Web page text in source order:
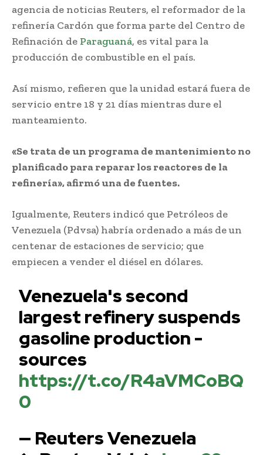
agencia de noticias Reuters, el reformador de la
refinería Cardón que forma parte del Centro de
Refinación de Paraguaná, es vital para la
producción de combustible en el país.
Así mismo, refieren que la unidad estará fuera de
servicio entre 18 y 21 días mientras dure el
manteamiento.
«Se trata de un programa de mantenimiento no
planificado para reparar los reactores de la
refinería», afirmó una de fuentes.
Igualmente, Reuters indicó que Petróleos de
Venezuela (Pdvsa) habría ordenado a más de un
centenar de estaciones de servicio; que
empiecen a vender el diésel en dólares.
Venezuela's second
largest refinery suspends
gasoline production -
sources
https://t.co/R4aVMCoBQ
0
— Reuters Venezuela